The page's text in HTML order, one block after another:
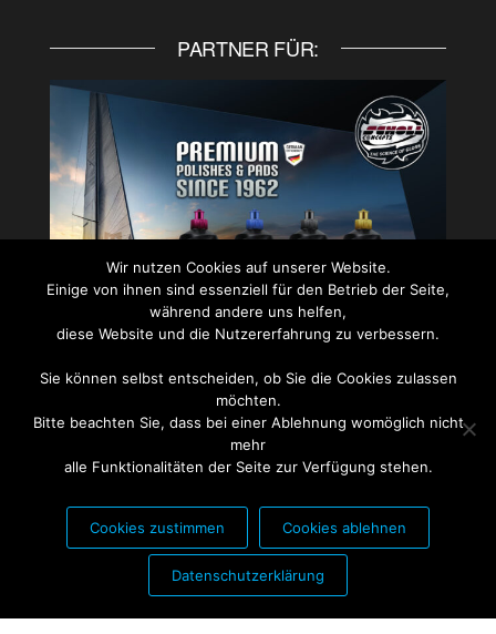
PARTNER FÜR:
PARTNER FÜR:
Stolz präsentiert vonWordPress|Theme:Futurio
Wir nutzen Cookies auf unserer Website.
Einige von ihnen sind essenziell für den Betrieb der Seite,
während andere uns helfen,
diese Website und die Nutzererfahrung zu verbessern.
Sie können selbst entscheiden, ob Sie die Cookies zulassen
möchten.
Bitte beachten Sie, dass bei einer Ablehnung womöglich nicht
mehr
alle Funktionalitäten der Seite zur Verfügung stehen.
Cookies zustimmen Cookies ablehnen
Datenschutzerklärung